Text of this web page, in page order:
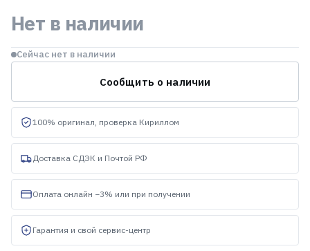
Нет в наличии
Сейчас нет в наличии
Сообщить о наличии
100% оригинал, проверка Кириллом
Доставка СДЭК и Почтой РФ
Оплата онлайн −3% или при получении
Гарантия и свой сервис-центр